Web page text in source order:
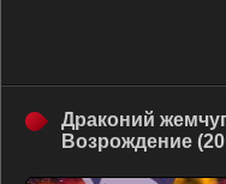
Драконий
Возрождение